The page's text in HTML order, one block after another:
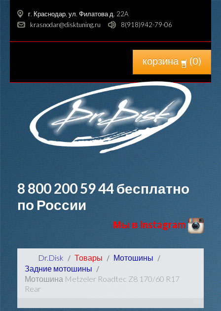
г. Краснодар, ул. Филатова д. 22A
krasnodar@disktuning.ru
8(918)942-79-06
корзина (0)
8 800 200 59 44бесплатно
по России
Мы в Instagram
Dr.Disk Товары
Мотошины
Задние мотошины
Мотошина Metzeler Roadtec Z8 170/60 R17
Rear